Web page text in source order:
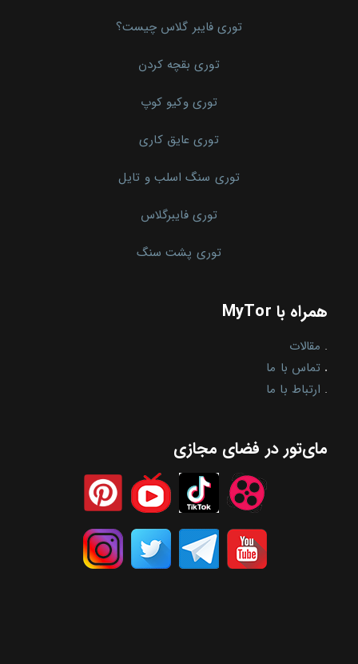
توری فایبر گلاس چیست؟
توری بقچه کردن
توری وکیو کوپ
توری عایق کاری
توری سنگ اسلب و تایل
توری فایبرگلاس
توری پشت سنگ
همراه با MyTor
. مقالات
. تماس با ما
. ارتباط با ما
مای‌تور در فضای مجازی